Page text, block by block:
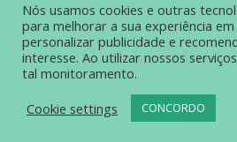
© Grupo Popular de Comunicação –
POLÍTICA DE
Nós usamos cookies e outras
para melhorar a sua experiência
personalizar publicidade e
interesse. Ao utilizar nossos
tal monitoramento.
Cookie settings
CONCORDO